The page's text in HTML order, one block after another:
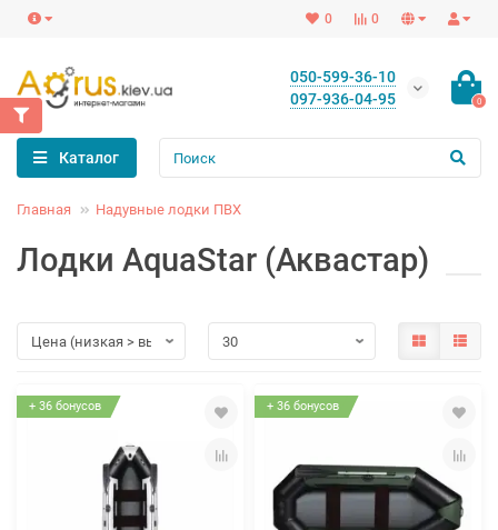
0
0
050-599-36-10
097-936-04-95
0
Каталог
Главная Надувные лодки ПВХ
Лодки AquaStar (Аквастар)
+ 36 бонусов + 36 бонусов